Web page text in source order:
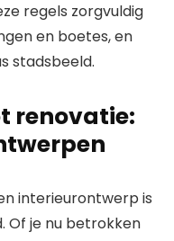
regels zorgvuldig
en boetes, en
stadsbeeld.
renovatie:
interieurontwerp is
Of je nu betrokken